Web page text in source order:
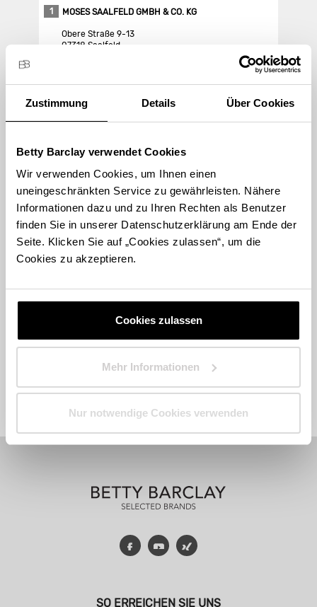
Zustimmung Details Über Cookies
Betty Barclay verwendet Cookies
Wir verwenden Cookies, um Ihnen einen
uneingeschränkten Service zu gewährleisten. Nähere
Informationen dazu und zu Ihren Rechten als Benutzer
finden Sie in unserer Datenschutzerklärung am Ende der
Seite. Klicken Sie auf „Cookies zulassen“, um die
Cookies zu akzeptieren.
Cookies zulassen
Mehr Informationen
Nur notwendige Cookies verwenden
1 MOSES SAALFELD GMBH & CO. KG
Obere Straße 9-13
07318 Saalfeld
Store Landing-Page
Route berechnen
STORE FINDEN
Fashion Accessoires Parfum
FacebookYouTube
SO ERREICHEN SIE UNS